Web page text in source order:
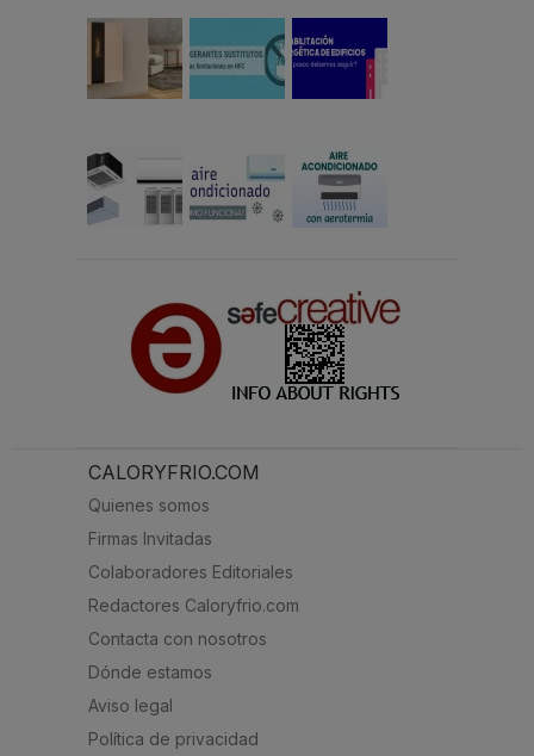
CALORYFRIO.COM
Quienes somos
Firmas Invitadas
Colaboradores Editoriales
Redactores Caloryfrio.com
Contacta con nosotros
Dónde estamos
Aviso legal
Política de privacidad